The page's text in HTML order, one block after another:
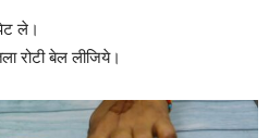
ले।
रोटी बेल लीजिये।